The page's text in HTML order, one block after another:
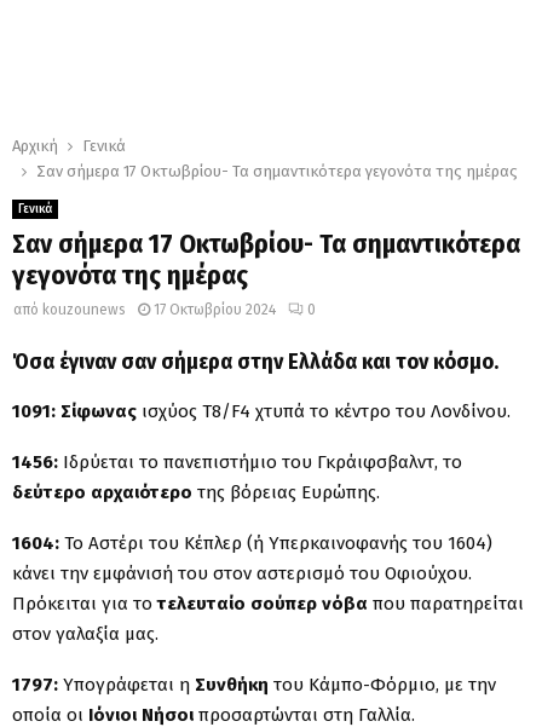
Αρχική
Γενικά
Σαν σήμερα 17 Οκτωβρίου- Τα σημαντικότερα γεγονότα της ημέρας
Γενικά
Σαν σήμερα 17 Οκτωβρίου- Τα σημαντικότερα
γεγονότα της ημέρας
από kouzounews 17 Οκτωβρίου 2024 0
Όσα έγιναν σαν σήμερα στην Ελλάδα και τον κόσμο.
1091: Σίφωνας ισχύος T8/F4 χτυπά το κέντρο του Λονδίνου.
1456: Ιδρύεται το πανεπιστήμιο του Γκράιφσβαλντ, το
δεύτερο αρχαιότερο της βόρειας Ευρώπης.
1604: Το Αστέρι του Κέπλερ (ή Υπερκαινοφανής του 1604)
κάνει την εμφάνισή του στον αστερισμό του Οφιούχου.
Πρόκειται για τοτελευταίο σούπερ νόβα που παρατηρείται
στον γαλαξία μας.
1797: Υπογράφεται η Συνθήκη του Κάμπο-Φόρμιο, με την
οποία οι Ιόνιοι Νήσοι προσαρτώνται στη Γαλλία.